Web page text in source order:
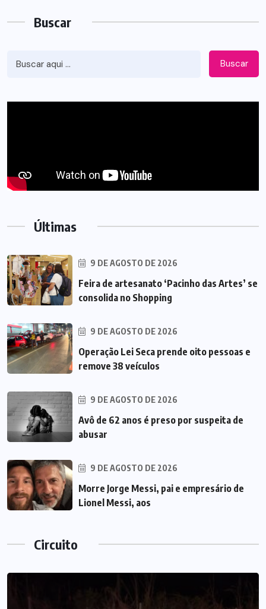
Buscar
Buscar
Últimas
9 DE AGOSTO DE 2026
Feira de artesanato ‘Pacinho das Artes’ se
consolida no Shopping
9 DE AGOSTO DE 2026
Operação Lei Seca prende oito pessoas e
remove 38 veículos
9 DE AGOSTO DE 2026
Avô de 62 anos é preso por suspeita de
abusar
9 DE AGOSTO DE 2026
Morre Jorge Messi, pai e empresário de
Lionel Messi, aos
Circuito